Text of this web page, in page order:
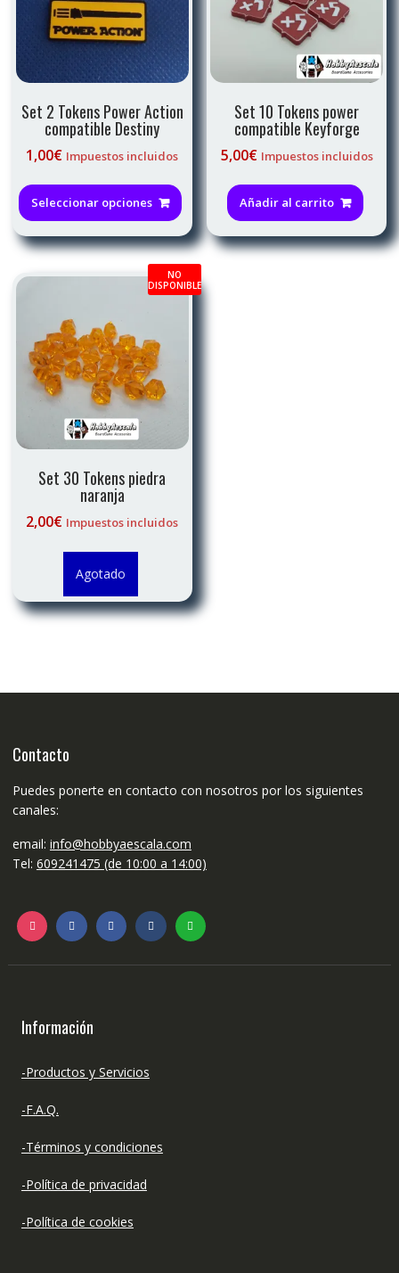
Set 2 Tokens Power Action
compatible Destiny
1,00€ Impuestos incluidos
Seleccionar opciones
producto
tiene
múltiples
variantes.
Las
opciones
de
Set 10 Tokens power
compatible Keyforge
5,00€ Impuestos incluidos
Añadir al carrito
NO
DISPONIBLE
Set 30 Tokens piedra
naranja
2,00€ Impuestos incluidos
Agotado
Contacto
Puedes ponerte en contacto con nosotros por los siguientes
canales:
email: info@hobbyaescala.com
Tel: 609241475 (de 10:00 a 14:00)
Información
-Productos y Servicios
-F.A.Q.
-Términos y condiciones
-Política de privacidad
-Política de cookies